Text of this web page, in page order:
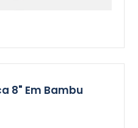
8" Em Bambu